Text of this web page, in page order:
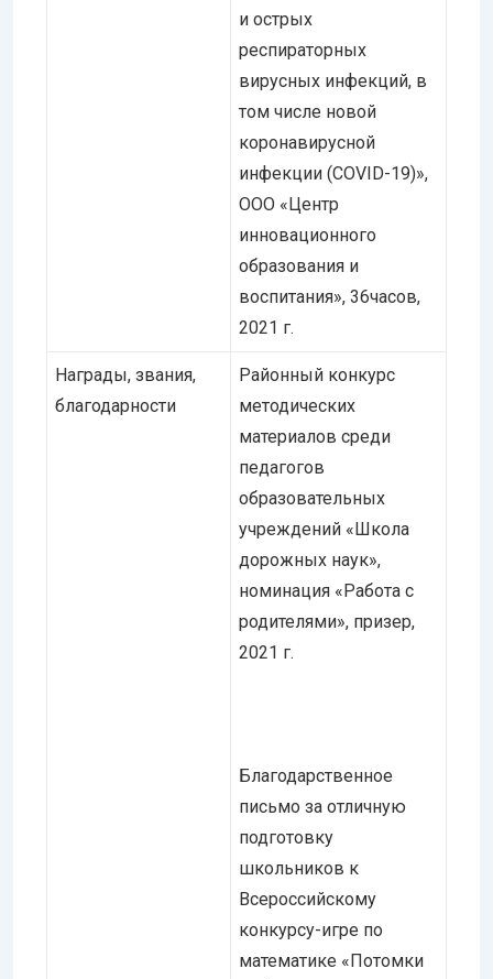
и острых
респираторных
вирусных инфекций, в
том числе новой
коронавирусной
инфекции (COVID-19)»,
ООО «Центр
инновационного
образования и
воспитания», 36часов,
2021 г.
Награды, звания,
благодарности
Районный конкурс
методических
материалов среди
педагогов
образовательных
учреждений «Школа
дорожных наук»,
номинация «Работа с
родителями», призер,
2021 г.
Благодарственное
письмо за отличную
подготовку
школьников к
Всероссийскому
конкурсу-игре по
математике «Потомки